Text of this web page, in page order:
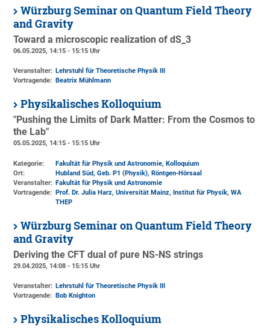
Würzburg Seminar on Quantum Field Theory
and Gravity
Toward a microscopic realization of dS_3
06.05.2025, 14:15 - 15:15 Uhr
Veranstalter: Lehrstuhl für Theoretische Physik III
Vortragende:
Beatrix Mühlmann
Physikalisches Kolloquium
"Pushing the Limits of Dark Matter: From the Cosmos to
the Lab"
05.05.2025, 14:15 - 15:15 Uhr
Kategorie:
Fakultät für Physik und Astronomie, Kolloquium
Ort:
Hubland Süd, Geb. P1 (Physik), Röntgen-Hörsaal
Veranstalter: Fakultät für Physik und Astronomie
Vortragende: Prof. Dr. Julia Harz, Universität Mainz, Institut für Physik, WA
THEP
Würzburg Seminar on Quantum Field Theory
and Gravity
Deriving the CFT dual of pure NS-NS strings
29.04.2025, 14:08 - 15:15 Uhr
Veranstalter: Lehrstuhl für Theoretische Physik III
Vortragende:
Bob Knighton
Physikalisches Kolloquium